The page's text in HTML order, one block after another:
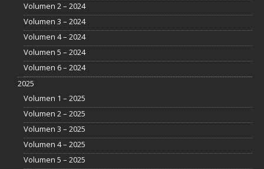
Volumen 2 – 2024
Volumen 3 – 2024
Volumen 4 – 2024
Volumen 5 – 2024
Volumen 6 – 2024
2025
Volumen 1 – 2025
Volumen 2 – 2025
Volumen 3 – 2025
Volumen 4 – 2025
Volumen 5 – 2025